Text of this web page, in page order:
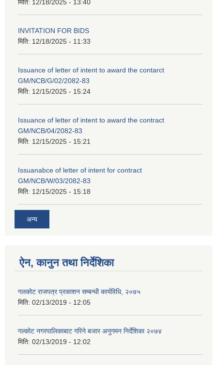
मिति: 12/18/2025 - 13:40
INVITATION FOR BIDS
मिति: 12/18/2025 - 11:33
Issuance of letter of intent to award the contarct
GM/NCB/G/02/2082-83
मिति: 12/15/2025 - 15:24
Issuance of letter of intent to award the contract
GM/NCB/04/2082-83
मिति: 12/15/2025 - 15:21
Issuanabce of letter of intent for contract
GM/NCB/W/03/2082-83
मिति: 12/15/2025 - 15:18
अन्य
ऐन, कानुन तथा निर्देशिका
गलकोट राजपत्र प्रकाशन सम्बन्धी कार्यविधि, २०७५
मिति: 02/13/2019 - 12:05
गल्कोट नगरपालिकाबाट गरिने बजार अनुगमन निर्देशिका २०७४
मिति: 02/13/2019 - 12:02